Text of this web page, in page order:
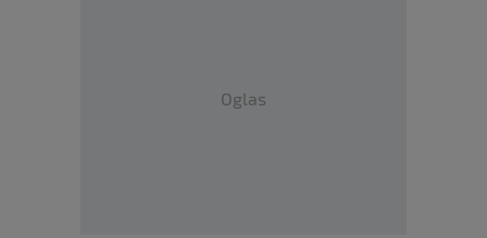
Oglas